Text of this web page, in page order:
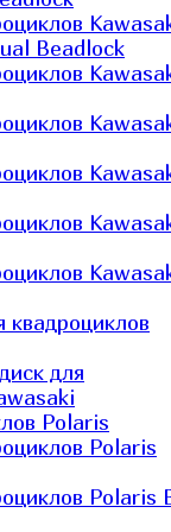
Beadlock
квадроциклов
для
Polaris
Polaris
Polaris